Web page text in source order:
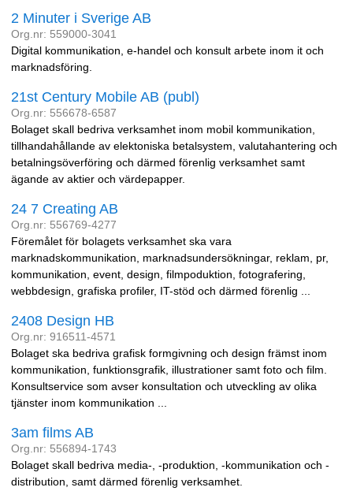
2 Minuter i Sverige AB
Org.nr: 559000-3041
Digital kommunikation, e-handel och konsult arbete inom it och
marknadsföring.
21st Century Mobile AB (publ)
Org.nr: 556678-6587
Bolaget skall bedriva verksamhet inom mobil kommunikation,
tillhandahållande av elektoniska betalsystem, valutahantering och
betalningsöverföring och därmed förenlig verksamhet samt
ägande av aktier och värdepapper.
24 7 Creating AB
Org.nr: 556769-4277
Föremålet för bolagets verksamhet ska vara
marknadskommunikation, marknadsundersökningar, reklam, pr,
kommunikation, event, design, filmpoduktion, fotografering,
webbdesign, grafiska profiler, IT-stöd och därmed förenlig ...
2408 Design HB
Org.nr: 916511-4571
Bolaget ska bedriva grafisk formgivning och design främst inom
kommunikation, funktionsgrafik, illustrationer samt foto och film.
Konsultservice som avser konsultation och utveckling av olika
tjänster inom kommunikation ...
3am films AB
Org.nr: 556894-1743
Bolaget skall bedriva media-, -produktion, -kommunikation och -
distribution, samt därmed förenlig verksamhet.